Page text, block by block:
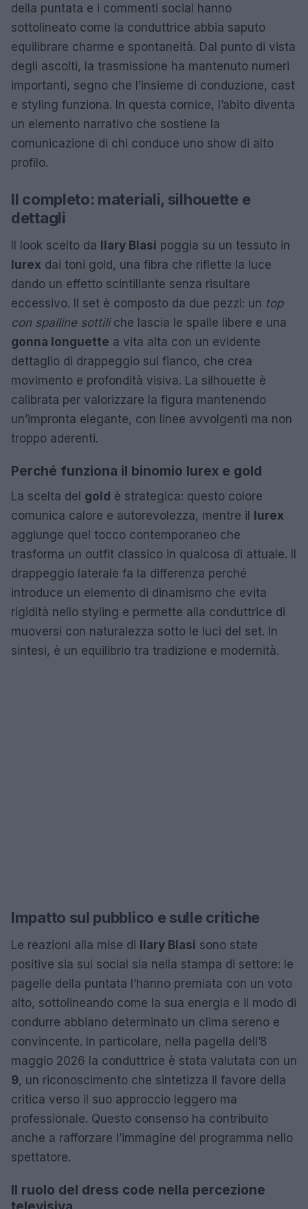
della puntata e i commenti social hanno
sottolineato come la conduttrice abbia saputo
equilibrare charme e spontaneità. Dal punto di vista
degli ascolti, la trasmissione ha mantenuto numeri
importanti, segno che l’insieme di conduzione, cast
e styling funziona. In questa cornice, l’abito diventa
un elemento narrativo che sostiene la
comunicazione di chi conduce uno show di alto
profilo.
Il completo: materiali, silhouette e
dettagli
Il look scelto da Ilary Blasi poggia su un tessuto in
lurex dai toni gold, una fibra che riflette la luce
dando un effetto scintillante senza risultare
eccessivo. Il set è composto da due pezzi: un top
con spalline sottiliche lascia le spalle libere e una
gonna longuette a vita alta con un evidente
dettaglio di drappeggio sul fianco, che crea
movimento e profondità visiva. La silhouette è
calibrata per valorizzare la figura mantenendo
un’impronta elegante, con linee avvolgenti ma non
troppo aderenti.
Perché funziona il binomio lurex e gold
La scelta del gold è strategica: questo colore
comunica calore e autorevolezza, mentre il lurex
aggiunge quel tocco contemporaneo che
trasforma un outfit classico in qualcosa di attuale. Il
drappeggio laterale fa la differenza perché
introduce un elemento di dinamismo che evita
rigidità nello styling e permette alla conduttrice di
muoversi con naturalezza sotto le luci del set. In
sintesi, è un equilibrio tra tradizione e modernità.
Impatto sul pubblico e sulle critiche
Le reazioni alla mise di Ilary Blasi sono state
positive sia sui social sia nella stampa di settore: le
pagelle della puntata l’hanno premiata con un voto
alto, sottolineando come la sua energia e il modo di
condurre abbiano determinato un clima sereno e
convincente. In particolare, nella pagella dell’8
maggio 2026 la conduttrice è stata valutata con un
9, un riconoscimento che sintetizza il favore della
critica verso il suo approccio leggero ma
professionale. Questo consenso ha contribuito
anche a rafforzare l’immagine del programma nello
spettatore.
Il ruolo del dress code nella percezione